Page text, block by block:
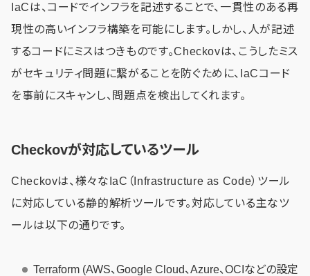
IaCは、コードでインフラを記述することで、一貫性のある再
現性の高いインフラ構築を可能にします。しかし、人が記述
するコードにミスはつきものです。Checkovは、こうしたミス
がセキュリティ問題に繋がることを防ぐために、IaCコード
を事前にスキャンし、問題点を検出してくれます。
Checkovが対応しているツール
Checkovは、様々なIaC（Infrastructure as Code）ツール
に対応している静的解析ツールです。対応している主なツ
ールは以下の通りです。
​​Terraform (AWS、Google Cloud、Azure、OCIなどの設定